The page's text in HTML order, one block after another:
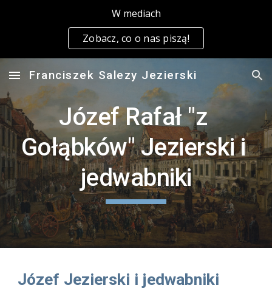
W mediach
Zobacz, co o nas piszą!
Franciszek Salezy Jezierski
Józef Rafał "z
Gołąbków" Jezierski i
jedwabniki
Józef Jezierski i jedwabniki